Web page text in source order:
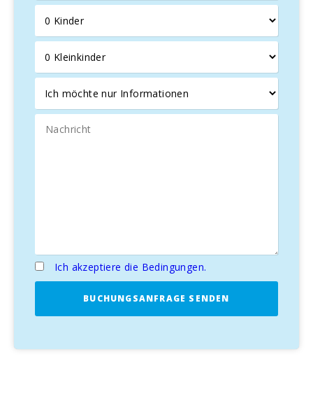
genießen können und die Möglichkeit haben,
Bootsausflüge
zu machen. Die wunderschönen Strände
Cala Marsalunds′Arenalsind nur wenige
Autominuten entfernt, ebenso wie andere
berühmte
Antena
Nur 10 Minuten mit dem Auto entfernt befindet sich der
exklusiveYachthafen von Cala d′Or
hervorragenden Lage, um die bestenSträndeund
Aktivitäten auf der Inselzu erkunden.
Ich akzeptiere die Bedingungen.
BUCHUNGSANFRAGE SENDEN